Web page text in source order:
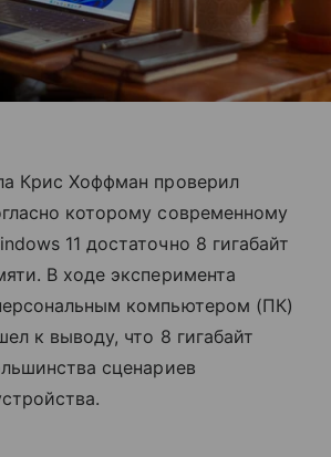
Крис Хоффман проверил
которому современному
11 достаточно 8 гигабайт
В ходе эксперимента
компьютером (ПК)
к выводу, что 8 гигабайт
сценариев